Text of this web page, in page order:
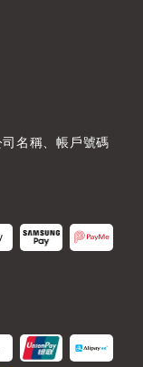
名稱、帳戶號碼